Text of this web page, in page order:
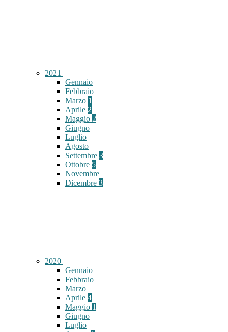
2021
Gennaio
Febbraio
Marzo 1
Aprile 2
Maggio 2
Giugno
Luglio
Agosto
Settembre 3
Ottobre 5
Novembre
Dicembre 3
2020
Gennaio
Febbraio
Marzo
Aprile 4
Maggio 1
Giugno
Luglio